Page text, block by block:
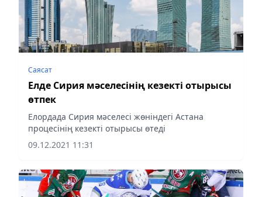
Саясат
Елде Сирия мәселесінің кезекті отырысы
өтпек
Елордада Сирия мәселесі жөніндегі Астана
процесінің кезекті отырысы өтеді
09.12.2021 11:31